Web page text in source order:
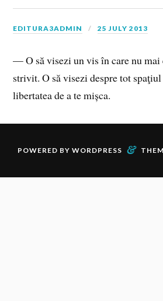
EDITURA3ADMIN 25 JULY 2013
— O să visezi un vis în care nu mai
strivit. O să visezi despre tot
libertatea de a te mișca.
POWERED BY WORDPRESS &